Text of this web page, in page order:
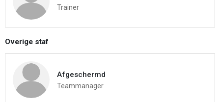
Trainer
Overige staf
Afgeschermd
Teammanager